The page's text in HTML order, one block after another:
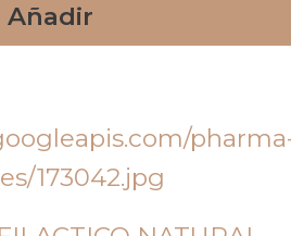
Añadir